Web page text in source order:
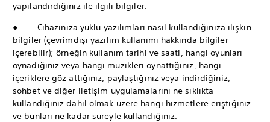
yapılandırdığınız ile ilgili bilgiler.
● Cihazınıza yüklü yazılımları nasıl kullandığınıza ilişkin
bilgiler (çevrimdışı yazılım kullanımı hakkında bilgiler
içerebilir); örneğin kullanım tarihi ve saati, hangi oyunları
oynadığınız veya hangi müzikleri oynattığınız, hangi
içeriklere göz attığınız, paylaştığınız veya indirdiğiniz,
sohbet ve diğer iletişim uygulamalarını ne sıklıkta
kullandığınız dahil olmak üzere hangi hizmetlere eriştiğiniz
ve bunları ne kadar süreyle kullandığınız.